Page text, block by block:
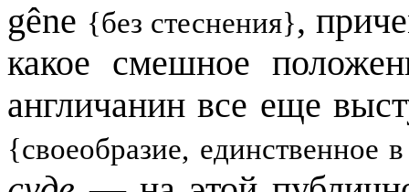
gêne {без стеснения},
какое смешное
англичанин все еще
{своеобразие, единственное